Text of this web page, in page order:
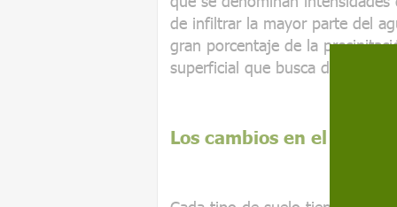
de infiltrar la mayor parte del
gran porcentaje de la
superficial que busca
Los cambios en el uso del